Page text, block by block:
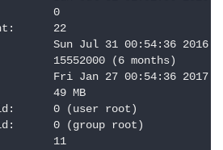
0
22
Sun Jul 31 00:54:36 2016
15552000 (6 months)
Fri Jan 27 00:54:36 2017
49 MB
0 (user root)
0 (group root)
11